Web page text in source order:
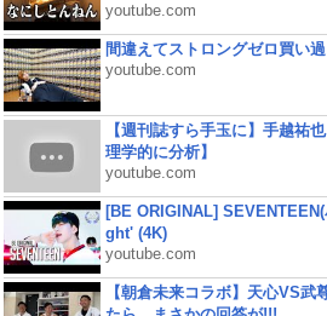
youtube.com
間違えてストロングゼロ買い過
youtube.com
【週刊誌すら手玉に】手越祐
理学的に分析】
youtube.com
[BE ORIGINAL]
ght' (4K)
youtube.com
【朝倉未来コラボ】天心VS武